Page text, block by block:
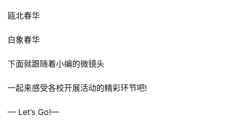
瓯北春华
白象春华
下面就跟随着小编的微镜头
一起来感受各校开展活动的精彩环节吧!
— Let’s Go!—